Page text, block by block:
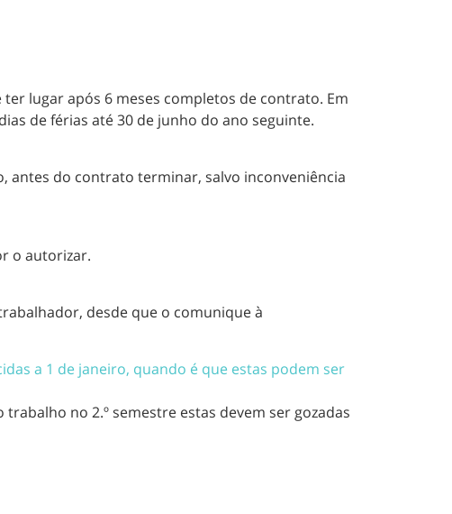
ter lugar após 6 meses completos de contrato. Em
de férias até 30 de junho do ano seguinte.
antes do contrato terminar, salvo inconveniência
o autorizar.
desde que o comunique à
a 1 de janeiro, quando é que estas podem ser
no 2.º semestre estas devem ser gozadas